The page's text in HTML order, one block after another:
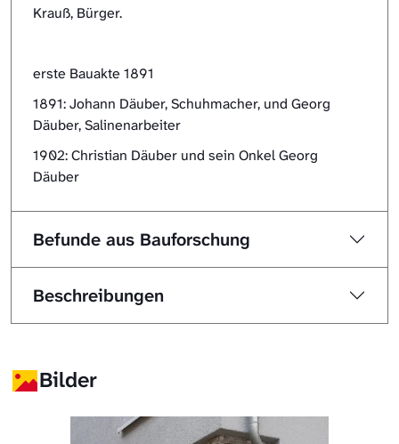
Krauß, Bürger.
erste Bauakte 1891
1891: Johann Däuber, Schuhmacher, und Georg
Däuber, Salinenarbeiter
1902: Christian Däuber und sein Onkel Georg
Däuber
Befunde aus Bauforschung
Beschreibungen
Bilder